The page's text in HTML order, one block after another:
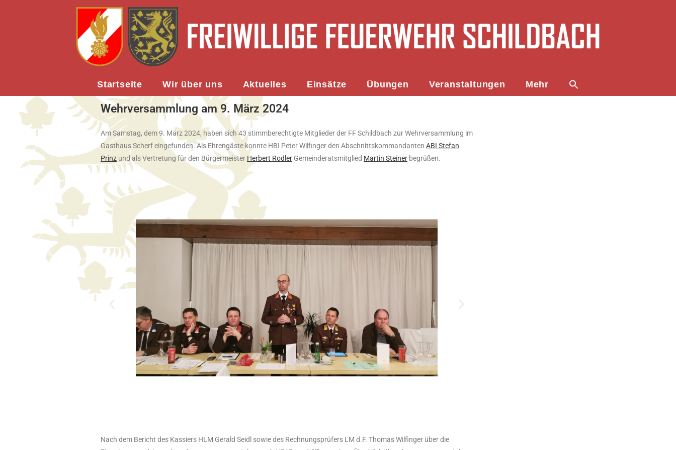
Startseite Wir über uns Aktuelles Einsätze Übungen Veranstaltungen Mehr
Wehrversammlung am 9. März 2024
Am Samstag, dem 9. März 2024, haben sich 43 stimmberechtigte Mitglieder der FF Schildbach zur Wehrversammlung im
Gasthaus Scherf eingefunden. Als Ehrengäste konnte HBI Peter Wilfinger den Abschnittskommandanten ABI Stefan
Prinzund als Vertretung für den Bürgermeister Herbert RodlerGemeinderatsmitglied Martin Steinerbegrüßen.
Nach dem Bericht des Kassiers HLM Gerald Seidl sowie des Rechnungsprüfers LM d.F. Thomas Wilfinger über die